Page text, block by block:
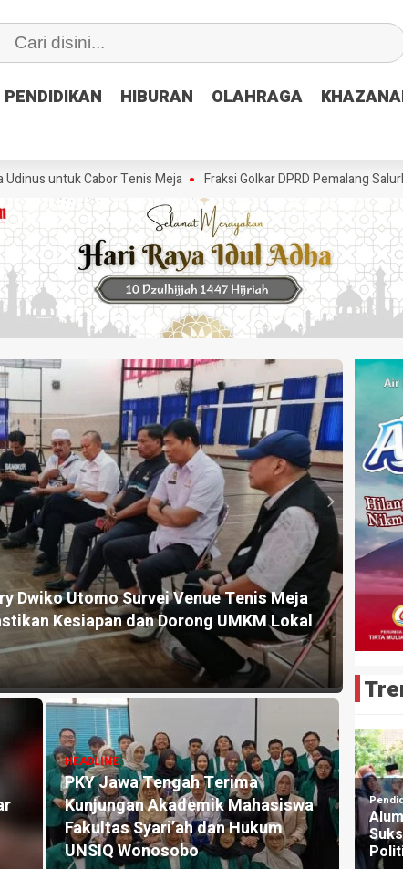
PENDIDIKAN HIBURAN OLAHRAGA
PENDIDIKAN HIBURAN OLAHRAGA
Cabor Tenis Meja Fraksi Golkar DPRD Pemalang Salurkan
Dwiko Utomo Survei Venue Tenis Meja
Kesiapan dan Dorong UMKM Lokal
HEADLINE
PKY Jawa Tengah Terima
Kunjungan Akademik Mahasiswa
Fakultas Syari’ah dan Hukum
UNSIQ Wonosobo
6 jam